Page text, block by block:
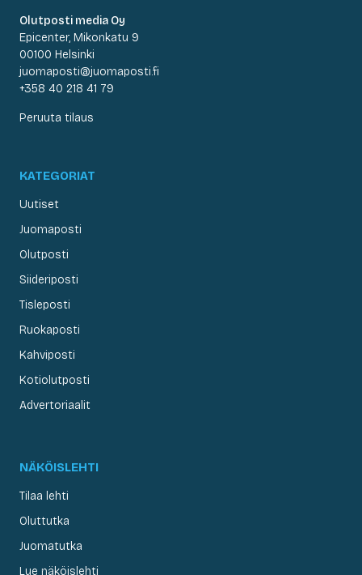
Olutposti media Oy
Epicenter, Mikonkatu 9
00100 Helsinki
juomaposti@juomaposti.fi
+358 40 218 41 79
Peruuta tilaus
KATEGORIAT
Uutiset
Juomaposti
Olutposti
Siideriposti
Tisleposti
Ruokaposti
Kahviposti
Kotiolutposti
Advertoriaalit
NÄKÖISLEHTI
Tilaa lehti
Oluttutka
Juomatutka
Lue näköislehti